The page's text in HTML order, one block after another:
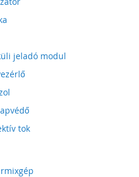
jeladó modul
tok